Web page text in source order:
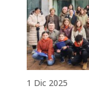
1 Dic 2025